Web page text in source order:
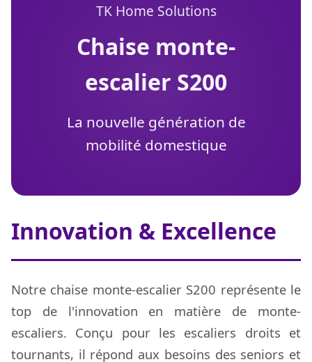
TK Home Solutions
chaise monte-
escalier S200
La nouvelle génération de
mobilité domestique
Innovation & Excellence
Notre chaise monte-escalier S200 représente le
top de l'innovation en matière de monte-
escaliers. Conçu pour les escaliers droits et
tournants, il répond aux besoins des seniors et